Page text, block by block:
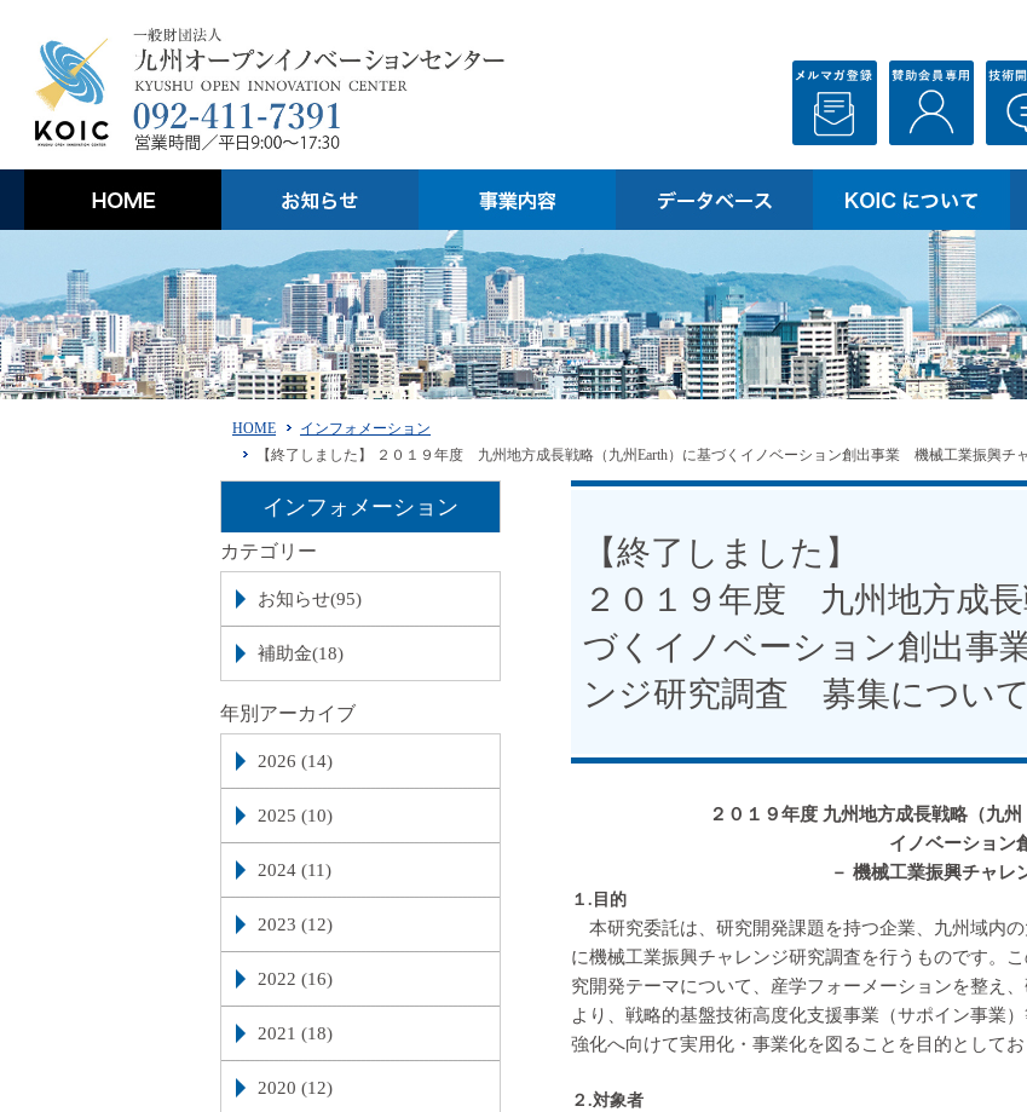
HOME
インフォメーション
【終了しました】 ２０１９年度 九州地方成長戦略（九州Earth）に基づくイノベーション創出事業 機械工業振興
【終了しました】
２０１９年度 九州地方成長
づくイノベーション創出事
ンジ研究調査 募集について
２０１９年度 九州地方成長戦略（九
イノベーション
－ 機械工業振興チャレ
１.目的
本研究委託は、研究開発課題を持つ企業、九州域内
に機械工業振興チャレンジ研究調査を行うものです。
究開発テーマについて、産学フォーメーションを整え
より、戦略的基盤技術高度化支援事業（サポイン事業
強化へ向けて実用化・事業化を図ることを目的としてお
２.対象者
インフォメーション
カテゴリー
お知らせ(95)
補助金(18)
年別アーカイブ
2026 (14)
2025 (10)
2024 (11)
2023 (12)
2022 (16)
2021 (18)
2020 (12)